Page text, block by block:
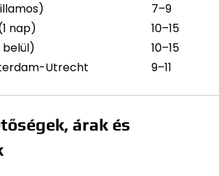
7–9
nap)
10–15
belül)
10–15
Utrecht
9–11
árak és